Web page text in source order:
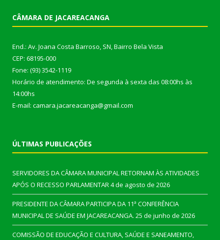
CÂMARA DE JACAREACANGA
End.: Av. Joana Costa Barroso, SN, Bairro Bela Vista
CEP: 68195-000
Fone: (93) 3542-1119
Horário de atendimento: De segunda à sexta das 08:00hs às
14:00hs
E-mail: camara.jacareacanga@gmail.com
ÚLTIMAS PUBLICAÇÕES
SERVIDORES DA CÂMARA MUNICIPAL RETORNAM ÀS ATIVIDADES
APÓS O RECESSO PARLAMENTAR4 de agosto de 2026
PRESIDENTE DA CÂMARA PARTICIPA DA 11ª CONFERÊNCIA
MUNICIPAL DE SAÚDE EM JACAREACANGA. 25 de junho de 2026
COMISSÃO DE EDUCAÇÃO E CULTURA, SAÚDE E SANEAMENTO,